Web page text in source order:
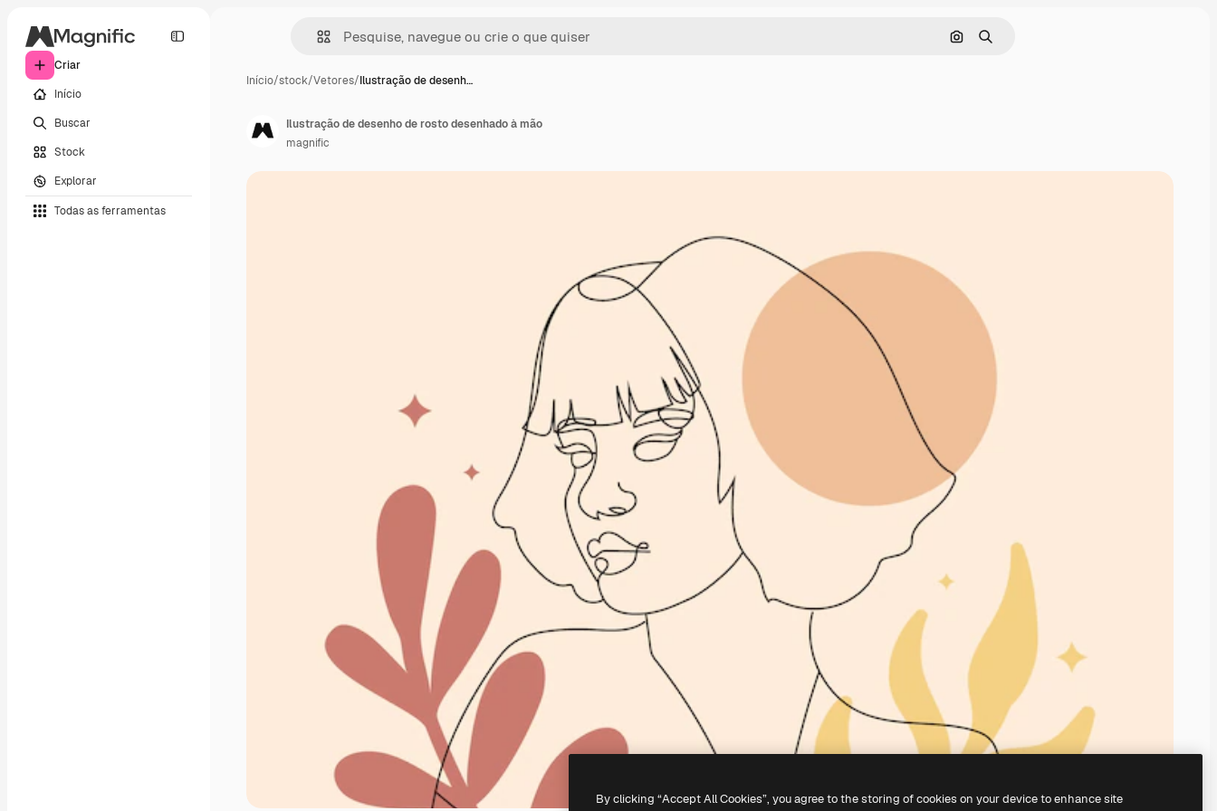
Criar
Início
Buscar
Stock
Explorar
Todas as ferramentas
Pesquisar por imagem
Buscar
Início/stock/Vetores/Ilustração de desenh…
Ilustração de desenho de rosto desenhado à mão
magnific
By clicking “Accept All Cookies”, you agree to the storing of cookies on your device to enhance site